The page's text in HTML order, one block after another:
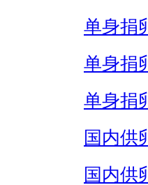
单身捐
单身捐
单身捐
国内供
国内供